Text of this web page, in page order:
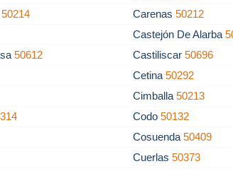
50214 Carenas50212
Castejón De Alarba
50612 Castiliscar50696
Cetina50292
Cimballa50213
Codo50132
Cosuenda50409
Cuerlas50373